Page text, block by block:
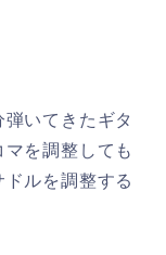
いてきたギタ
を調整しても
ルを調整する